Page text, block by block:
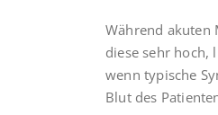
Während akuten
diese sehr hoch,
wenn typische
Blut des